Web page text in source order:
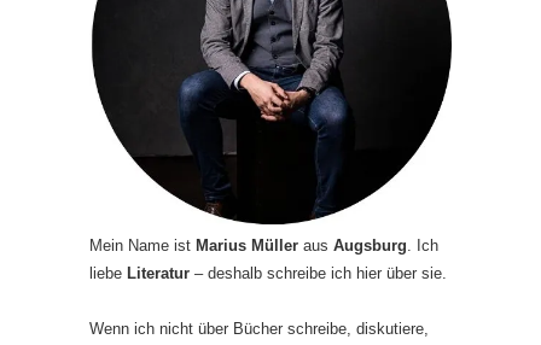
Mein Name ist Marius Müller aus Augsburg . Ich
liebe Literatur – deshalb schreibe ich hier über sie.
Wenn ich nicht über Bücher schreibe, diskutiere,